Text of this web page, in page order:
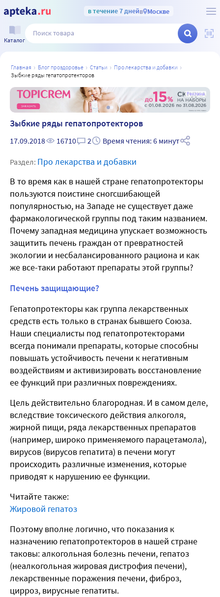
в течение 7 днейв Москве
Каталог
главная блог проздоровье статьи
про лекарства и добавки
зыбкие ряды гепатопротекторов
Реклама
Зыбкие ряды гепатопротекторов
17.09.2018 16710 2 Время чтения: 6 минут
Раздел: Про лекарства и добавки
В то время как в нашей стране гепатопротекторы
пользуются поистине сногсшибающей
популярностью, на Западе не существует даже
фармакологической группы под таким названием.
Почему западная медицина упускает возможность
защитить печень граждан от превратностей
экологии и несбалансированного рациона и как
же все-таки работают препараты этой группы?
Печень защищающие?
Гепатопротекторы как группа лекарственных
средств есть только в странах бывшего Союза.
Наши специалисты под гепатопротекторами
всегда понимали препараты, которые способны
повышать устойчивость печени к негативным
воздействиям и активизировать восстановление
ее функций при различных повреждениях.
Цель действительно благородная. И в самом деле,
вследствие токсического действия алкоголя,
жирной пищи, ряда лекарственных препаратов
(например, широко применяемого парацетамола),
вирусов (вирусов гепатита) в печени могут
происходить различные изменения, которые
приводят к нарушению ее функции.
Читайте также:
Жировой гепатоз
Поэтому вполне логично, что показания к
назначению гепатопротекторов в нашей стране
таковы: алкогольная болезнь печени, гепатоз
(неалкогольная жировая дистрофия печени),
лекарственные поражения печени, фиброз,
цирроз, вирусные гепатиты.